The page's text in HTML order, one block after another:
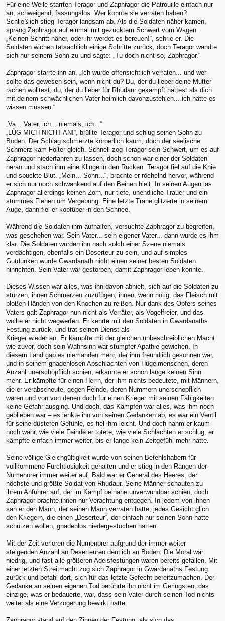
Für eine Weile starrten Teragor und Zaphragor die Patrouille einfach nur
an, schweigend, fassungslos. Wer konnte sie verraten haben?
Schließlich stieg Teragor langsam ab. Als die Soldaten näher kamen,
sprang Zaphragor auf einmal mit gezücktem Schwert vom Wagen.
„Keinen Schritt näher, oder ihr werdet es bereuen!“, schrie er. Die
Soldaten wichen tatsächlich einige Schritte zurück, doch Teragor wandte
sich nur seinem Sohn zu und sagte: „Tu doch nicht so, Zaphragor.“
Zaphragor starrte ihn an. „Ich wurde offensichtlich verraten... und wer
sollte das gewesen sein, wenn nicht du? Du, der du lieber deine Mutter
rächen wolltest, du, der du lieber für Rhudaur gekämpft hättest als dich
mit deinem schwächlichen Vater heimlich davonzustehlen... ich hätte es
wissen müssen.“
„Va... Vater, ich... niemals, ich...“
„LÜG MICH NICHT AN!“, brüllte Teragor und schlug seinen Sohn zu
Boden. Der Schlag schmerzte körperlich kaum, doch der seelische
Schmerz kam Folter gleich. Schnell zog Teragor sein Schwert, um es auf
Zaphragor niederfahren zu lassen, doch schon war einer der Soldaten
heran und stach ihm eine Klinge in den Rücken. Teragor fiel auf die Knie
und spuckte Blut. „Mein... Sohn...“, brachte er röchelnd hervor, während
er sich nur noch schwankend auf den Beinen hielt. In seinen Augen las
Zaphragor allerdings keinen Zorn, nur tiefe, unendliche Trauer und ein
stummes Flehen um Vergebung. Eine letzte Träne glitzerte in seinem
Auge, dann fiel er kopfüber in den Schnee.
Während die Soldaten ihm aufhalfen, versuchte Zaphragor zu begreifen,
was geschehen war. Sein Vater... sein eigener Vater... dann wurde es ihm
klar. Die Soldaten würden ihn nach solch einer Szene niemals
verdächtigen, ebenfalls ein Deserteur zu sein, und auf simples
Gutdünken würde Gwardanath nicht einen seiner besten Soldaten
hinrichten. Sein Vater war gestorben, damit Zaphragor leben konnte.
Dieses Wissen war alles, was ihn davon abhielt, sich auf die Soldaten zu
stürzen, ihnen Schmerzen zuzufügen, ihnen, wenn nötig, das Fleisch mit
bloßen Händen von den Knochen zu reißen. Nur dank des Opfers seines
Vaters galt Zaphragor nun nicht als Verräter, als Vogelfreier, und das
wollte er nicht wegwerfen. Er kehrte mit den Soldaten in Gwardanaths
Festung zurück, und trat seinen Dienst als
Krieger wieder an. Er kämpfte mit der gleichen unbeschreiblichen Macht
wie zuvor, doch sein Wahnsinn war stumpfer Apathie gewichen. In
diesem Land gab es niemanden mehr, der ihm freundlich gesonnen war,
und in seinem gnadenlosen Abschlachten von Hügelmenschen, deren
Anzahl unerschöpflich schien, erkannte er schon lange keinen Sinn
mehr. Er kämpfte für einen Herrn, der ihm nichts bedeutete, mit Männern,
die er verabscheute, gegen Feinde, deren Nummern unerschöpflich
waren und von von denen doch für einen Krieger mit seinen Fähigkeiten
keine Gefahr ausging. Und doch, das Kämpfen war alles, was ihm noch
geblieben war – es lenkte ihn von seinen Gedanken ab, es war ein Ventil
für seine düsteren Gefühle, es fiel ihm leicht. Und doch nahm er kaum
noch wahr, wie viele Feinde er tötete, wie viele Schlachten er schlug, er
kämpfte einfach immer weiter, bis er lange kein Zeitgefühl mehr hatte.
Seine völlige Gleichgültigkeit wurde von seinen Befehlshabern für
vollkommene Furchtlosigkeit gehalten und er stieg in den Rängen der
Numenorer immer weiter auf. Bald war er General des Heeres, der
höchste und größte Soldat von Rhudaur. Seine Männer schauten zu
ihrem Anführer auf, der im Kampf beinahe unverwundbar schien, doch
Zaphragor brachte ihnen nur Verachtung entgegen. In jedem von ihnen
sah er den Mann, der seinen Mann verraten hatte, jedes Gesicht glich
den Kriegern, die einen „Deserteur“, der einfach nur seinen Sohn hatte
schützen wollen, gnadenlos niedergestochen hatten.
Mit der Zeit verloren die Numenorer aufgrund der immer weiter
steigenden Anzahl an Deserteuren deutlich an Boden. Die Moral war
niedrig, und fast alle größeren Adelsfestungen waren bereits gefallen. Mit
einer letzten Streitmacht zog sich Zaphragor in Gwardanaths Festung
zurück und befahl dort, sich für das letzte Gefecht bereitzumachen. Der
Gedanke an seinen eigenen Tod berührte ihn nicht im Geringsten, das
einzige, was er bedauerte, war, dass sein Vater durch seinen Tod nichts
weiter als eine Verzögerung bewirkt hatte.